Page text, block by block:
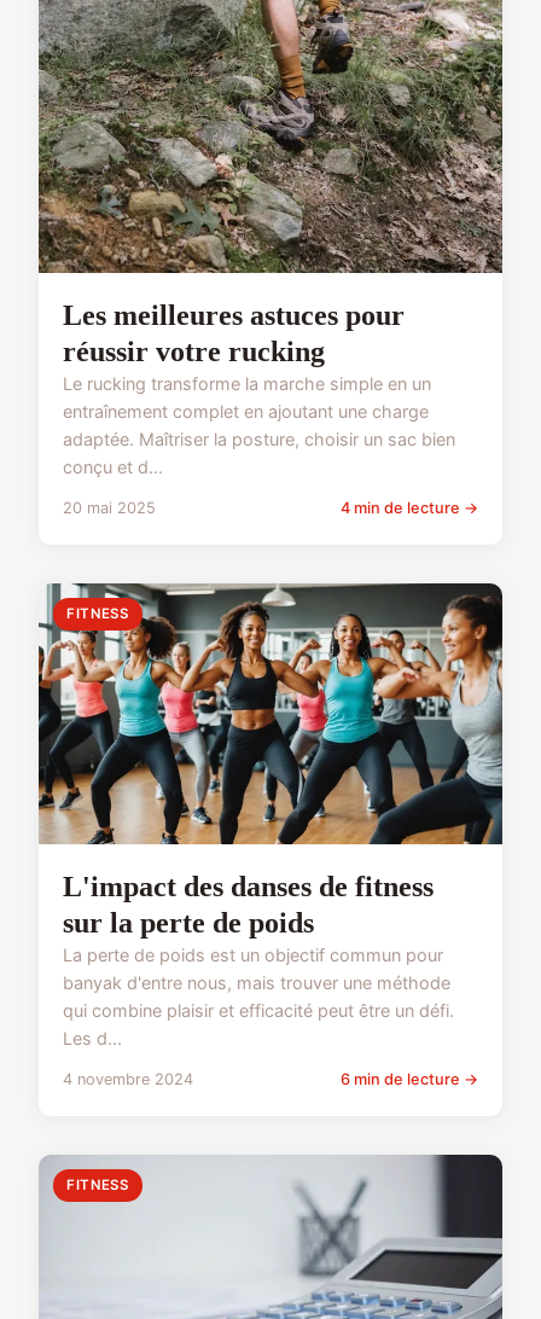
Les meilleures astuces pour
réussir votre rucking
Le rucking transforme la marche simple en un
entraînement complet en ajoutant une charge
adaptée. Maîtriser la posture, choisir un sac bien
conçu et d...
20 mai 2025 4 min de lecture →
FITNESS
L'impact des danses de fitness
sur la perte de poids
La perte de poids est un objectif commun pour
banyak d'entre nous, mais trouver une méthode
qui combine plaisir et efficacité peut être un défi.
Les d...
4 novembre 2024 6 min de lecture →
FITNESS